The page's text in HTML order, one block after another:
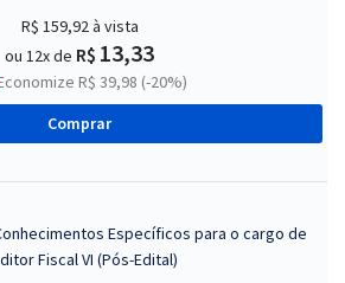
R$ 159,92à vista
ou 12x de R$ 13,33
R$ 39,98 (-20%)
Comprar
Específicos para o cargo de
Fiscal VI (Pós-Edital)